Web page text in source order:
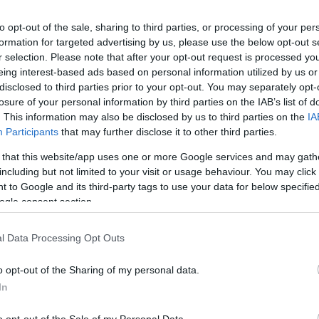
opt-out of the sale, sharing to third parties, or processing of your
for targeted advertising by us, please use the below opt-out
selection. Please note that after your opt-out request is processed
interest-based ads based on personal information utilized by us
to third parties prior to your opt-out. You may separately
of your personal information by third parties on the IAB’s list of
This information may also be disclosed by us to third parties on the
Participants that may further disclose it to other third parties.
that this website/app uses one or more Google services and may
but not limited to your visit or usage behaviour. You may
to Google and its third-party tags to use your data for below
consent section.
Data Processing Opt Outs
opt-out of the Sharing of my personal data.
szlovákiai sípályára.
- közölte a két szomszédos megyei
az elnöke közös sajtótájékoztatón
írtak alá.
elnöke elmondta, hogy a szomszédos
tervek egyeztetése. Ennek
területén. Az eredmények között
szlovákiai Jéne között már felújították az utat.
lehetőségeit is, amelyekre példaként
az előkészítő munka és a tervezés után
és Ipolyhídvég (Ipeµské Predmostie),
a gazdaság további fejlesztésének is fontos része.